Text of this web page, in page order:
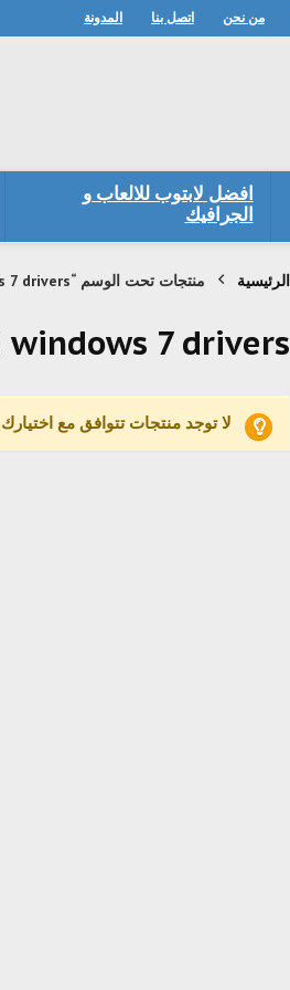
من نحن اتصل بنا المدونة
افضل لابتوب للالعاب و
الجرافيك
الرئيسية منتجات تحت الوسم “hp probook 650 g2 windows 7 drivers”
windows 7 drivers
لا توجد منتجات تتوافق مع